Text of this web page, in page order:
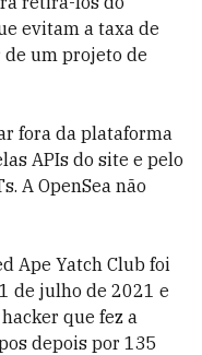
evitam a taxa de
um projeto de
fora da plataforma
APIs do site e pelo
A OpenSea não
Ape Yatch Club foi
de julho de 2021 e
que fez a
depois por 135